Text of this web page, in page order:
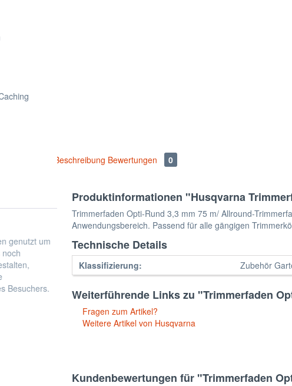
Beschreibung Bewertungen 0
Produktinformationen "Husqvarna
Trimmerfaden Opti-Rund 3,3 mm 75 m/ Allround-
Anwendungsbereich. Passend für alle gängigen
Technische Details
Klassifizierung: Zubehör
Weiterführende Links zu "Trimmerfaden
Fragen zum Artikel?
Weitere Artikel von Husqvarna
Kundenbewertungen für "Trimmerfaden